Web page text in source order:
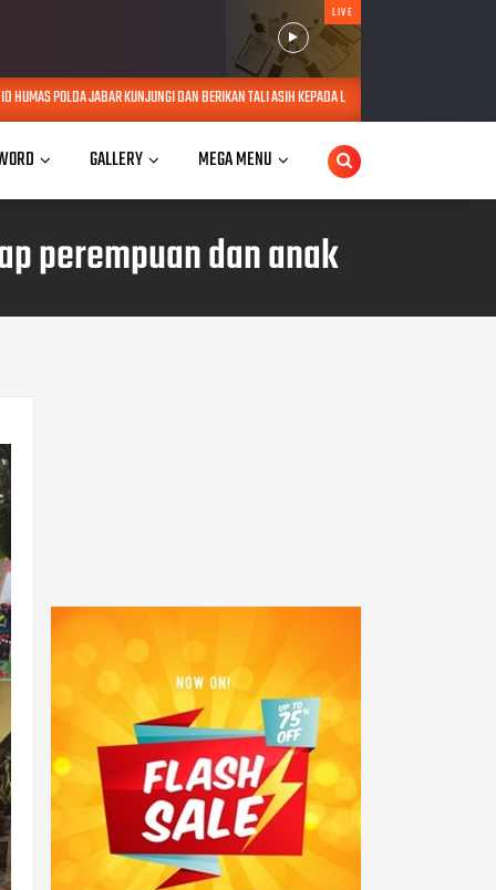
LIVE
DAN BERIKAN TALI ASIH KEPADA LANSIA SEBATANG KARA DI JATINANGOR
GALLERY MEGA MENU
perempuan dan anak
POPULAR POSTS
Honorer tenaga teknis
Menjerit" Forum tenaga
Teknis Adminitrasi FHKG -
FHTK